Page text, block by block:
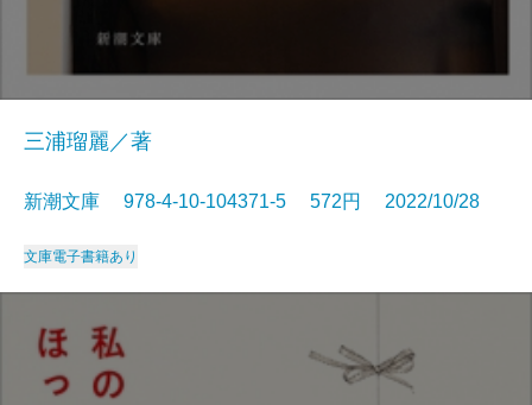
三浦瑠麗／著
新潮文庫 978-4-10-104371-5 572円 2022/10/28
文庫電子書籍あり